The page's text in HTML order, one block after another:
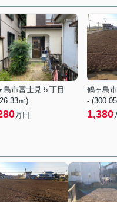
島市富士見５丁目
㎡)
万円
鶴ヶ島
-
1,380